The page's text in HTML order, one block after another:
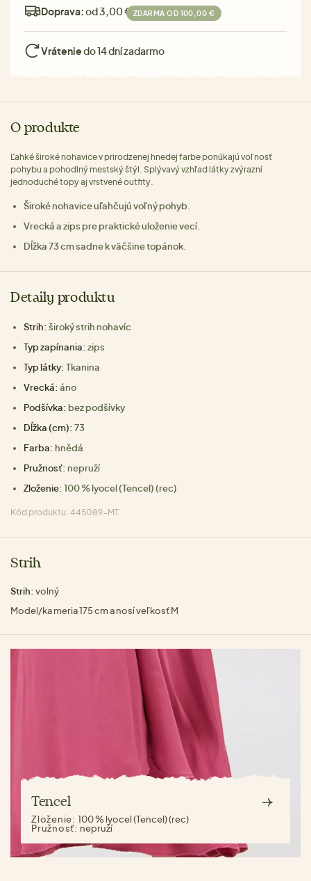
Doprava:od 3,00 € ZDARMA OD 100,00 €
Vráteniedo 14 dní zadarmo
O produkte
Ľahké široké nohavice v prirodzenej hnedej farbe ponúkajú voľnosť
pohybu a pohodlný mestský štýl. Splývavý vzhľad látky zvýrazní
jednoduché topy aj vrstvené outfity.
Široké nohavice uľahčujú voľný pohyb.
Vrecká a zips pre praktické uloženie vecí.
Dĺžka 73 cm sadne k väčšine topánok.
Detaily produktu
Strih: široký strih nohavíc
Typ zapínania: zips
Typ látky: Tkanina
Vrecká: áno
Podšívka: bez podšívky
Dĺžka (cm): 73
Farba: hnědá
Pružnosť: nepruží
Zloženie: 100 % lyocel (Tencel) (rec)
Kód produktu: 445089-MT
Strih
Strih: volný
Model/ka meria 175 cm a nosí veľkosť M
Tencel
Zloženie: 100 % lyocel (Tencel) (rec)
Pružnosť: nepruží